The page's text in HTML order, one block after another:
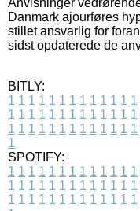
Danmark ajourføres
stillet ansvarlig for
sidst opdaterede de
BITLY:
1 1 1 1 1 1 1 1 1 1 1 1 1
1 1 1 1 1 1 1 1 1 1 1 1 1
1 1 1 1 1 1 1 1 1 1 1 1 1
1
SPOTIFY:
1 1 1 1 1 1 1 1 1 1 1 1 1
1 1 1 1 1 1 1 1 1 1 1 1 1
1 1 1 1 1 1 1 1 1 1 1 1 1